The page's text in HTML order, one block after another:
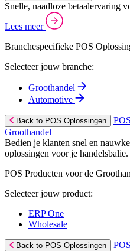
Snelle, naadloze betaalervaring
Lees meer
Branchespecifieke POS
Selecteer jouw branche:
Groothandel
Automotive
Back to POS Oplossingen
Groothandel
Bedien je klanten snel en
oplossingen voor je handelsbalie.
POS Producten voor de
Selecteer jouw product:
ERP One
Wholesale
Back to POS Oplossingen